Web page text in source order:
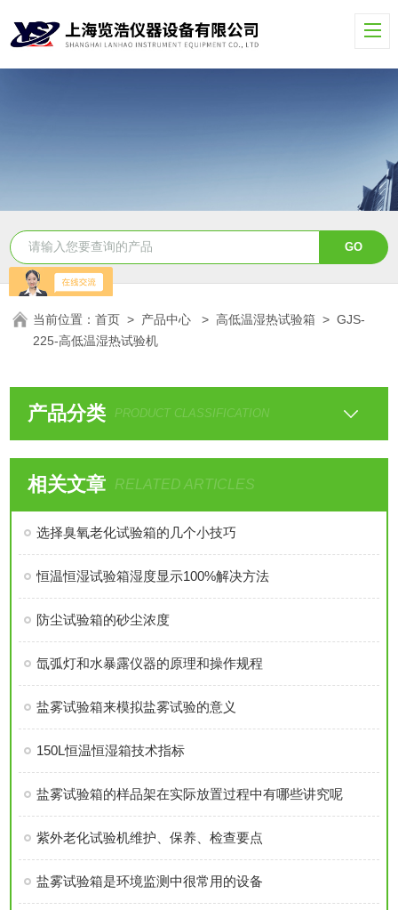
当前位置：首页 > 产品中心 >高低温湿热试验箱 >GJS-
225-高低温湿热试验机
产品分类 PRODUCT CLASSIFICATION
相关文章 RELATED ARTICLES
选择臭氧老化试验箱的几个小技巧
恒温恒湿试验箱湿度显示100%解决方法
防尘试验箱的砂尘浓度
氙弧灯和水暴露仪器的原理和操作规程
盐雾试验箱来模拟盐雾试验的意义
150L恒温恒湿箱技术指标
盐雾试验箱的样品架在实际放置过程中有哪些讲究呢
紫外老化试验机维护、保养、检查要点
盐雾试验箱是环境监测中很常用的设备